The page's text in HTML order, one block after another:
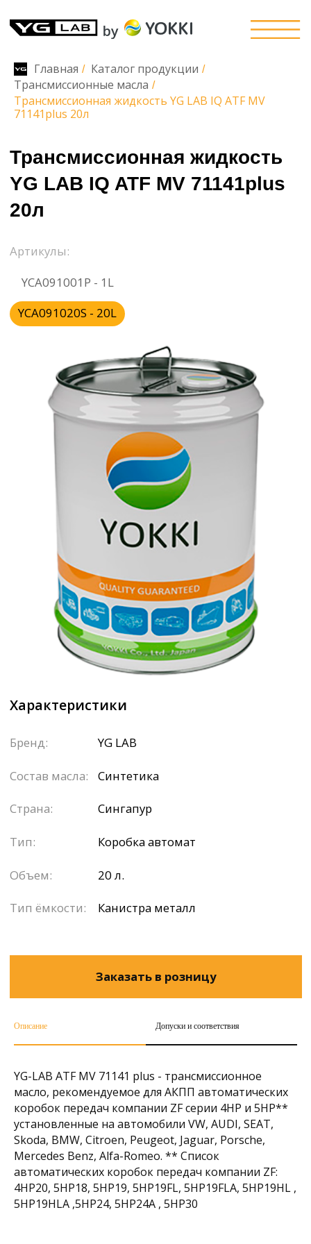
Главная / Каталог продукции /
Трансмиссионные масла /
Трансмиссионная жидкость YG LAB IQ ATF MV
71141plus 20л
Трансмиссионная жидкость
20л
Артикулы:
Сингапур
Состав масла:
20 л.
Тип ёмкости: Канистра металл
Коробка автомат
YCA091001P - 1L
Описание Допуски и соответствия
YG-LAB ATF MV 71141 plus - трансмиссионное
масло, рекомендуемое для АКПП автоматических
коробок передач компании ZF серии 4HP и 5HP**
установленные на автомобили VW, AUDI, SEAT,
Skoda, BMW, Citroen, Peugeot, Jaguar, Porsche,
Mercedes Benz, Alfa-Romeo. ** Список
автоматических коробок передач компании ZF:
4HP20, 5HP18, 5HP19, 5HP19FL, 5HP19FLA, 5HP19HL ,
5HP19HLA ,5HP24, 5HP24A , 5HP30